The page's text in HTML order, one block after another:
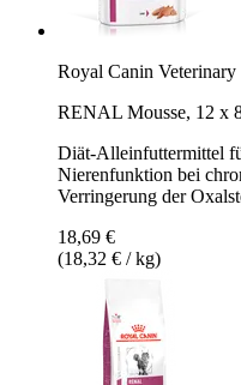
Royal Canin Veterinary
RENAL Mousse, 12 x
Diät-Alleinfuttermittel
Nierenfunktion bei
Verringerung der
18,69 €
(18,32 € / kg)